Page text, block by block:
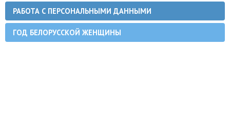
РАБОТА С ПЕРСОНАЛЬНЫМИ ДАННЫМИ
ГОД БЕЛОРУССКОЙ ЖЕНЩИНЫ